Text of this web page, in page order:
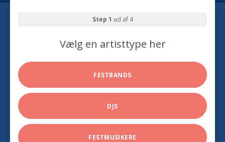
Step 1 ud af 4
Vælg en artisttype her
FESTBANDS
DJS
FESTMUSIKERE